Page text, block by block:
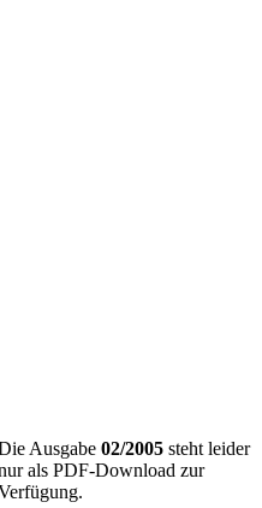
Ausgabe 02/2005 steht leider
als PDF-Download zur